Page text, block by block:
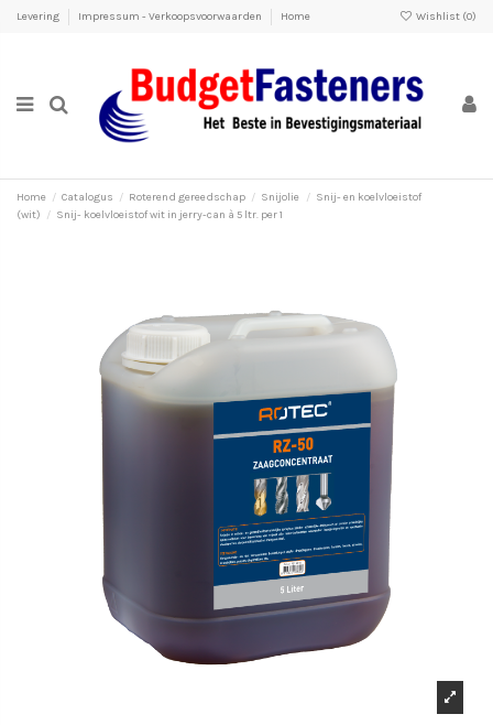
Levering Impressum - Verkoopsvoorwaarden Home Wishlist (0)
Home Catalogus Roterend gereedschap Snijolie
Snij- en koelvloeistof
(wit)
Snij- koelvloeistof wit in jerry-can à 5 ltr. per 1